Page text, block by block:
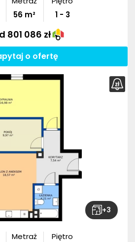
56 m²
1 - 3
801 086 zł
o ofertę
+3
Metraż
Piętro